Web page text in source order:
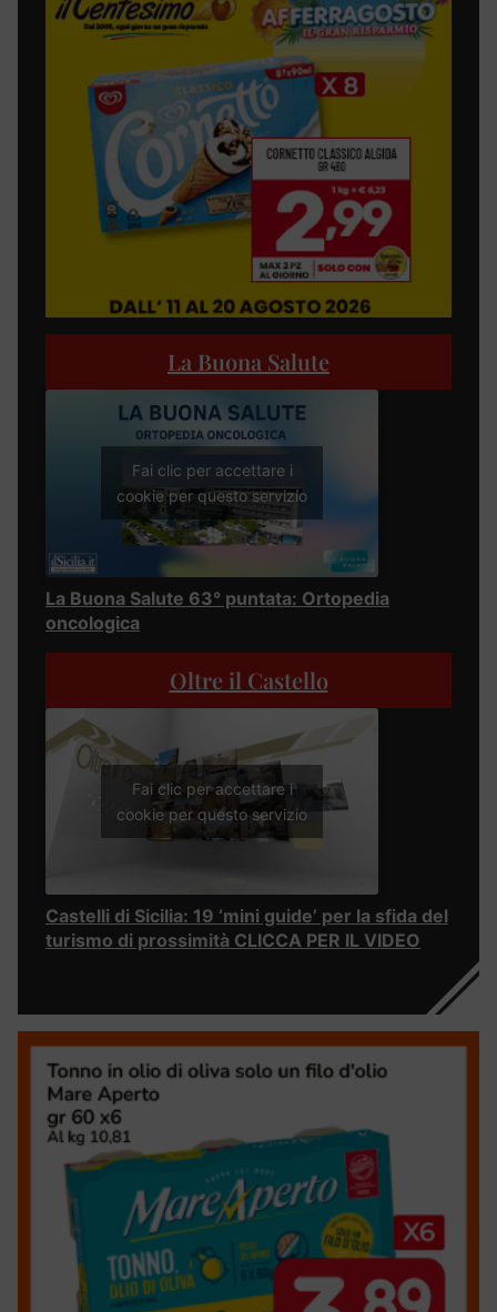
La Buona Salute
Fai clic per accettare i
cookie per questo servizio
La Buona Salute 63° puntata: Ortopedia
oncologica
Oltre il Castello
Fai clic per accettare i
cookie per questo servizio
Castelli di Sicilia: 19 ‘mini guide’ per la sfida del
turismo di prossimità CLICCA PER IL VIDEO